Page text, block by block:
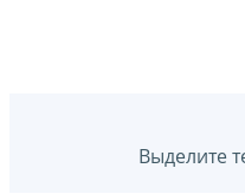
Выделите